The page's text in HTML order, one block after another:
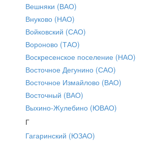
Вешняки (ВАО)
Внуково (НАО)
Войковский (САО)
Вороново (ТАО)
Воскресенское поселение (НАО)
Восточное Дегунино (САО)
Восточное Измайлово (ВАО)
Восточный (ВАО)
Выхино-Жулебино (ЮВАО)
Г
Гагаринский (ЮЗАО)